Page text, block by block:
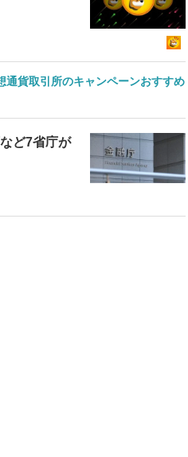
通貨取引所のキャンペーンおすすめ
ど7省庁が